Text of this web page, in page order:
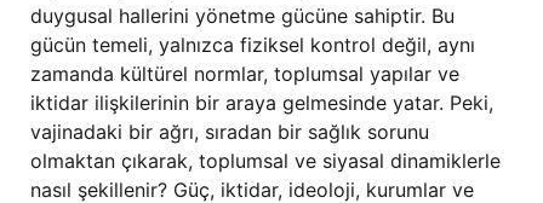
duygusal hallerini yönetme gücüne sahiptir. Bu
gücün temeli, yalnızca fiziksel kontrol değil, aynı
zamanda kültürel normlar, toplumsal yapılar ve
iktidar ilişkilerinin bir araya gelmesinde yatar. Peki,
vajinadaki bir ağrı, sıradan bir sağlık sorunu
olmaktan çıkarak, toplumsal ve siyasal dinamiklerle
nasıl şekillenir? Güç, iktidar, ideoloji, kurumlar ve